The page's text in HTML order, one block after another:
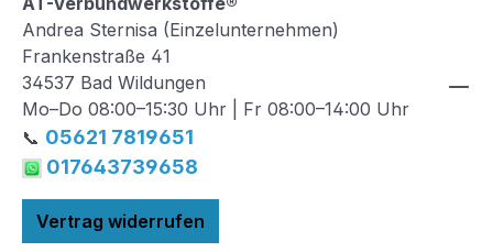
Andrea Sternisa (Einzelunternehmen)
Frankenstraße 41
34537 Bad Wildungen
Mo–Do 08:00–15:30 Uhr | Fr 08:00–14:00 Uhr
📞 05621 7819651
017643739658
Vertrag widerrufen